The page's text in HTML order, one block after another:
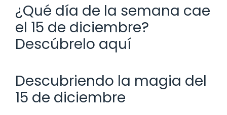
¿Qué día de la semana cae
el 15 de diciembre?
Descúbrelo aquí
Descubriendo la magia del
15 de diciembre